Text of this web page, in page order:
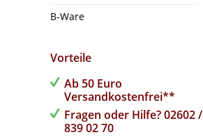
B-Ware
Vorteile
Ab 50 Euro
Versandkostenfrei**
Fragen oder Hilfe? 02602 /
839 02 70